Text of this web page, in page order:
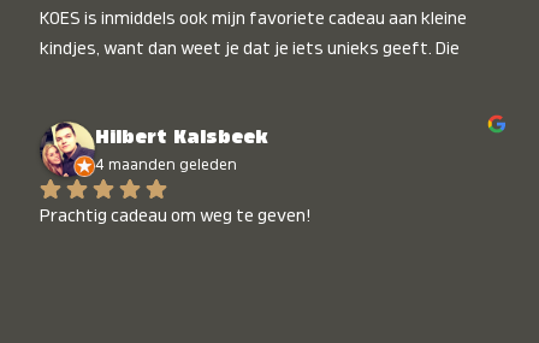
KOES is inmiddels ook mijn favoriete cadeau aan kleine
kindjes, want dan weet je dat je iets unieks geeft. Die
Hilbert Kalsbeek
4 maanden geleden
Prachtig cadeau om weg te geven!